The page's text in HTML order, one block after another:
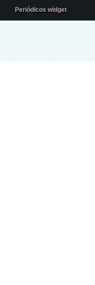
Periódicos widget